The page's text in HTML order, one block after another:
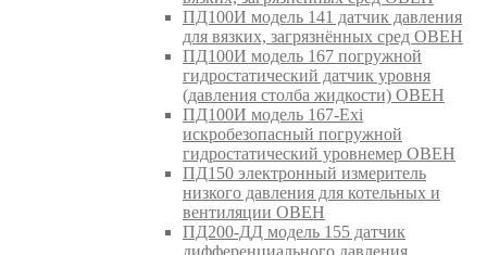
ПД100И модель 141 датчик давления
для вязких, загрязнённых сред ОВЕН
ПД100И модель 167 погружной
гидростатический датчик уровня
(давления столба жидкости) ОВЕН
ПД100И модель 167-Exi
искробезопасный погружной
гидростатический уровнемер ОВЕН
ПД150 электронный измеритель
низкого давления для котельных и
вентиляции ОВЕН
ПД200-ДД модель 155 датчик
дифференциального давления